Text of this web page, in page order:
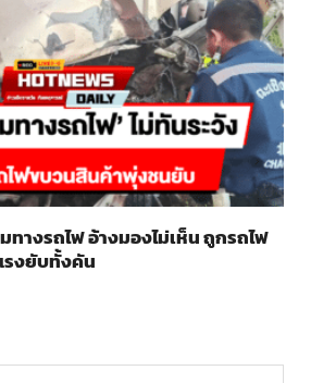
ทางรถไฟ อ้างมองไม่เห็น ถูกรถไฟ
งยับทั้งคัน